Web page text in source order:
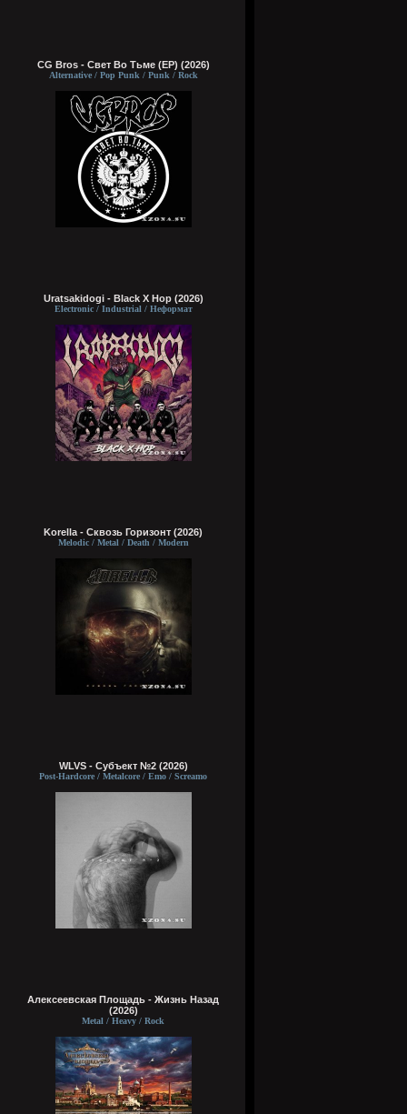
CG Bros - Свет Во Тьме (EP) (2026)
Alternative / Pop Punk / Punk / Rock
Uratsakidogi - Black X Hop (2026)
Electronic / Industrial / Неформат
Korella - Сквозь Горизонт (2026)
Melodic / Metal / Death / Modern
WLVS - Субъект №2 (2026)
Post-Hardcore / Metalcore / Emo / Screamo
Алексеевская Площадь - Жизнь Назад
(2026)
Metal / Heavy / Rock